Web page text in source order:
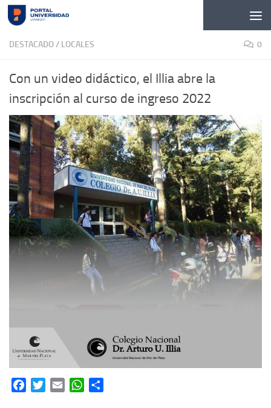
Skip to content
DESTACADO/ LOCALES 0
Con un video didáctico, el Illia abre la
inscripción al curso de ingreso 2022
FacebookTwitterEmail WhatsApp